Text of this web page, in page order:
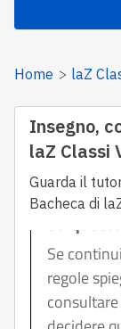
Home laZ
Insegno,
laZ Classi
Guarda il
Bacheca di